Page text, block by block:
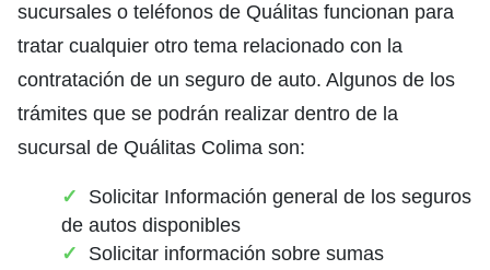
sucursales o teléfonos de Quálitas funcionan para
tratar cualquier otro tema relacionado con la
contratación de un seguro de auto. Algunos de los
trámites que se podrán realizar dentro de la
sucursal de Quálitas Colima son:
Solicitar Información general de los seguros
de autos disponibles
Solicitar información sobre sumas